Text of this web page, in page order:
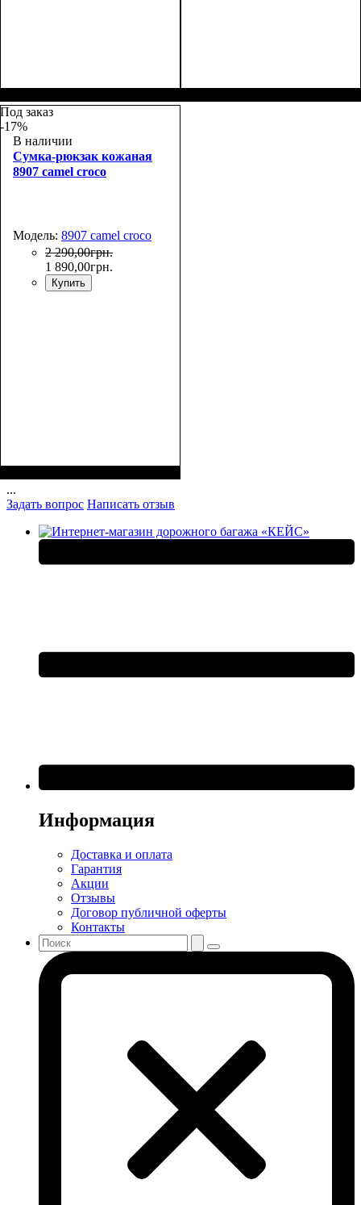
32*27*14
Под заказ
-17%
В наличии
Сумка-рюкзак кожаная
8907 camel croco
Модель: 8907 camel croco
2 290,00грн.
1 890,00грн.
Купить
...
Задать вопрос Написать отзыв
Информация
Доставка и оплата
Гарантия
Акции
Отзывы
Договор публичной оферты
Контакты